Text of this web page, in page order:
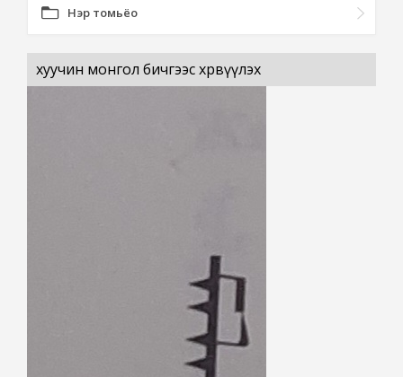
Нэр томьёо
хуучин монгол бичгээс хөрвүүлэх